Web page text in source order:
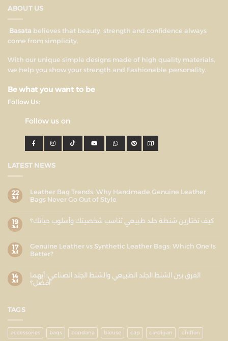
ABOUT US
Basata believes that beauty, strength and confidence always
come from simplicity.
With our unique simple designs made of high quality materials,
we help you show your strength and Fashionable personality.
Be what you want to be
Follow Us:
Follow us on
LATEST NEWS
22
Jul
Leather Bag Trends: Why Handmade Genuine Leather
Bags Never Go Out of Style
19
Jul
كيف تختارين شنطة جلد طبيعي تناسب شخصيتك وأسلوب حياتك؟
17
Jul
Genuine Leather vs Synthetic Leather Bags: Which One Is
Better?
14
Jul
الفرق بين الشنط الجلد الطبيعي والشنط الجلد الصناعي: أيهما
أفضل؟
TAGS
accessories bags bandana blouse cap cardigan chiffon